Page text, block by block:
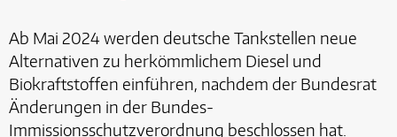
Ab Mai 2024 werden deutsche Tankstellen neue
Alternativen zu herkömmlichem Diesel und
Biokraftstoffen einführen, nachdem der Bundesrat
Änderungen in der Bundes-
Immissionsschutzverordnung beschlossen hat.